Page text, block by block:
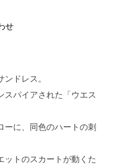
せ
ドレス。
スパイアされた「ウエス
ーに、同色のハートの刺
ットのスカートが動くた